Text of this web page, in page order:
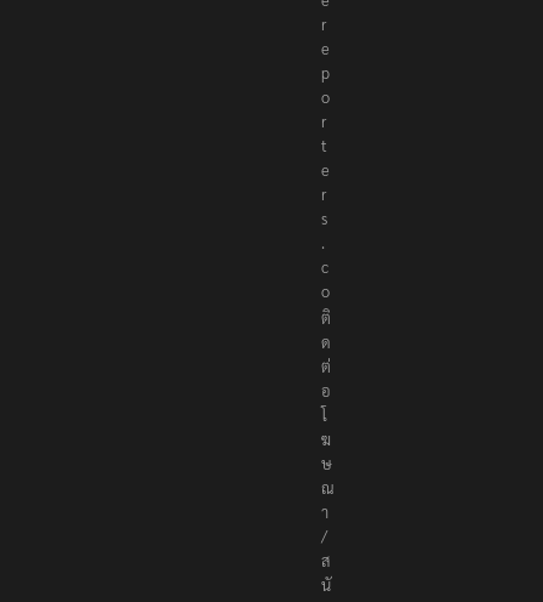
e
r
e
p
o
r
t
e
r
s
.
c
o
ติ
ด
ต่
อ
โ
ฆ
ษ
ณ
า
/
ส